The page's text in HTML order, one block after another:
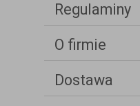
Regulaminy
O firmie
Dostawa